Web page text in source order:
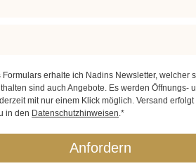
Formulars erhalte ich Nadins Newsletter, welcher
sind auch Angebote. Es werden Öffnungs-
mit nur einem Klick möglich. Versand
in den Datenschutzhinweisen.*
Anfordern